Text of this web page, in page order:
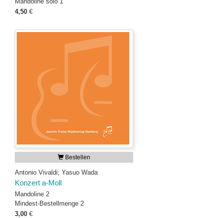
4,50 €
Bestellen
Antonio Vivaldi; Yasuo Wada
Konzert a-Moll
Mandoline 2
Mindest-Bestellmenge 2
3,00 €